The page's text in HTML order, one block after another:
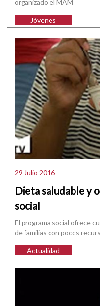
organizado el MAM
Jóvenes
29 Julio 2016
Dieta saludable y
social
El programa social ofrece
de familias con pocos
Actualidad